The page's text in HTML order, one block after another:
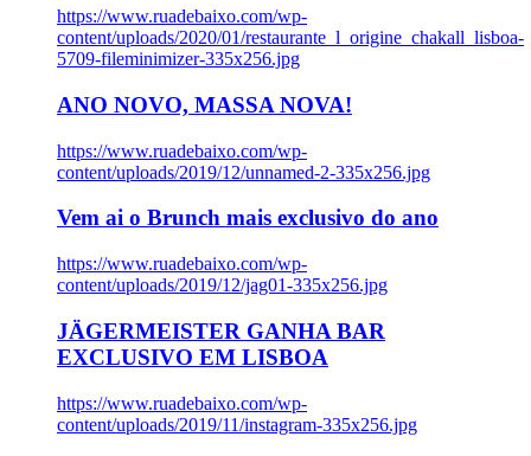
https://www.ruadebaixo.com/wp-
content/uploads/2020/01/restaurante_l_origine_chakall_lisboa-
5709-fileminimizer-335x256.jpg
ANO NOVO, MASSA NOVA!
https://www.ruadebaixo.com/wp-
content/uploads/2019/12/unnamed-2-335x256.jpg
Vem ai o Brunch mais exclusivo do ano
https://www.ruadebaixo.com/wp-
content/uploads/2019/12/jag01-335x256.jpg
JÄGERMEISTER GANHA BAR
EXCLUSIVO EM LISBOA
https://www.ruadebaixo.com/wp-
content/uploads/2019/11/instagram-335x256.jpg